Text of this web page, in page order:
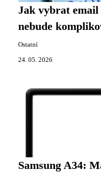
Jak vybrat
nebude
Ostatní
24. 05. 2026
Samsung A34: